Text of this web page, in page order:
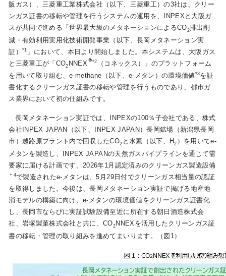
企業情報
ご家庭のお客さま
業務用・産業用のお客さま
お問い合わせ English
阪ガス）、三菱重工業株式会社（以下、三菱重工）の3社は、クリー
ンガス証書の移転や管理を行うシステムの運用を、INPEXと大阪ガ
スが共同で進める「世界最大級のメタネーションによるCO2排出削
減・有効利用実用化技術開発事業（以下、長岡メタネーション実
証）
*1
」において、本日より開始しました。本システムは、大阪ガス
と三菱重工が「CO2 NNEX *2
（コネックス）」のプラットフォーム
を用いて取り組む、e-methane（以下、e-メタン）の環境価値*3を証
書化するクリーンガス証書の移転や管理を行うものであり、都市ガ
ス業界において初の仕組みです。
長岡メタネーション実証では、INPEXの100％子会社である、株式
会社INPEX JAPAN（以下、INPEX JAPAN）長岡鉱場（新潟県長岡
市）越路原プラント内で回収したCO2 と水素（以下、H2 ）を用いてe-
メタンを製造し、INPEX JAPANの天然ガスパイプラインを通じて需
要家に届ける計画です。2026年1月認定済みのクリーンガス製造設備
＊4で製造されたe-メタンは、5月29日付でクリーンガス相当量の認証
を取得しました。今後は、長岡メタネーション実証で掲げる地産地
消モデルの構築に向け、e-メタンの環境価値をクリーンガス証書化
し、長岡市ならびに実証試験設備至近に所在する朝日酒造株式会
社、岩塚製菓株式会社と共に、CO2 NNEXを活用したクリーンガス証
書の移転・管理の取り組みを進めてまいります。（図1）